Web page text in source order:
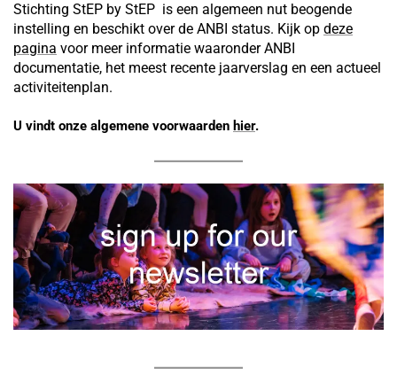
Stichting StEP by StEP is een algemeen nut beogende
instelling en beschikt over de ANBI status. Kijk op deze
pagina voor meer informatie waaronder ANBI
documentatie, het meest recente jaarverslag en een actueel
activiteitenplan.
U vindt onze algemene voorwaarden hier.